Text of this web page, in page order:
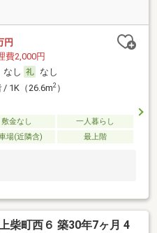
円
費2,000円
なし
なし
/ 1K（26.6m2）
敷金なし
一人暮らし
場(近隣含) 最上階
柴町西６ 築30年7ヶ月 4